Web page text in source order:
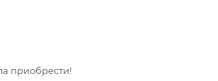
приобрести!